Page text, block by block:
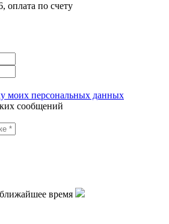
оплата по счету
моих персональных данных
сообщений
время